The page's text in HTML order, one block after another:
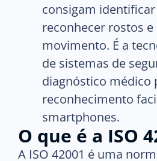
consigam
reconhecer rostos e
movimento. É a
de sistemas de
diagnóstico médico
reconhecimento
smartphones.
O que é a ISO
A ISO 42001 é uma